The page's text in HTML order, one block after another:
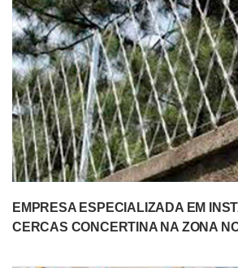
EMPRESA ESPECIALIZADA EM
CERCAS CONCERTINA NA ZONA